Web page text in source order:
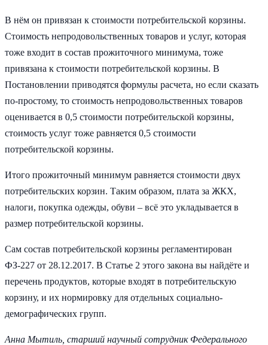
В нём он привязан к стоимости потребительской корзины.
Стоимость непродовольственных товаров и услуг, которая
тоже входит в состав прожиточного минимума, тоже
привязана к стоимости потребительской корзины. В
Постановлении приводятся формулы расчета, но если сказать
по-простому, то стоимость непродовольственных товаров
оценивается в 0,5 стоимости потребительской корзины,
стоимость услуг тоже равняется 0,5 стоимости
потребительской корзины.
Итого прожиточный минимум равняется стоимости двух
потребительских корзин. Таким образом, плата за ЖКХ,
налоги, покупка одежды, обуви – всё это укладывается в
размер потребительской корзины.
Сам состав потребительской корзины регламентирован
ФЗ-227 от 28.12.2017. В Статье 2 этого закона вы найдёте и
перечень продуктов, которые входят в потребительскую
корзину, и их нормировку для отдельных социально-
демографических групп.
Анна Мытиль, старший научный сотрудник Федерального